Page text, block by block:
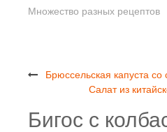
Множество разных рецептов
Брюссельская капуста со
Салат из
Бигос с